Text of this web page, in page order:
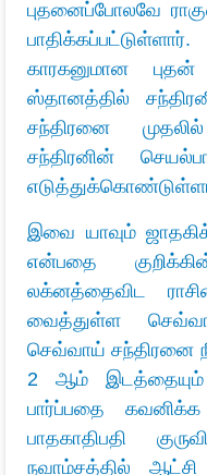
புதனைப்போலவே
காரகனுமான புதன்
ஸ்தானத்தில்
சந்திரனை
சந்திரனின்
இவை யாவும்
என்பதை
லக்னத்தைவிட
வைத்துள்ள
செவ்வாய் சந்திரனை
2 ஆம்
பார்ப்பதை
பாதகாதிபதி
நவாம்சத்தில் ஆட்சி